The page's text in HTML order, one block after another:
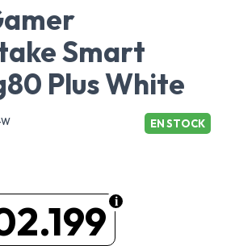
Smart
Plus White
EN STOCK